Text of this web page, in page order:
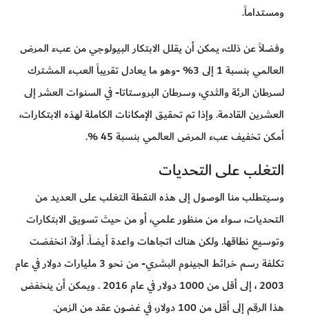
ومستداماً.
وفضلاً عن ذلك، يمكن أن يقلل الابتكار البيولوجي من عبء المرض
العالمي بنسبة 1 إلى 3% -وهو ما يعادل تقريباً العبء المشترك
لسرطان الرئة والثدي، وسرطان البروستاتا- في السنوات العشر إلى
العشرين القادمة. وإذا تم تحقيق الإمكانات الكاملة لهذه الابتكارات،
أمكن تخفيف عبء المرض العالمي بنسبة 45 %.
التغلب على التحديات
وسيتطلب منا الوصول إلى هذه النقطة التغلب على العديد من
التحديات، سواء من منظور علمي، أو من حيث تسويق الابتكارات
وتوسيع نطاقها. ولكن هناك اتجاهات واعدة أيضاً. أولاً، انخفضت
تكلفة رسم خرائط الجينوم البشري- من نحو 3 مليارات دولار في عام
2003 ، إلى أقل من 1000 دولار في عام 2016 . ويمكن أن ينخفض
هذا الرقم إلى أقل من 100 دولار، في غضون عقد من الزمن.